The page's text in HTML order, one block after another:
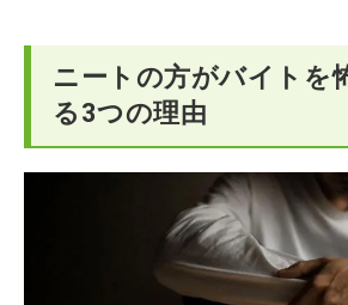
仕事の特徴
こんなときどうする？バイトが怖いニ
Q＆A
ニートの方がバイトを
る3つの理由